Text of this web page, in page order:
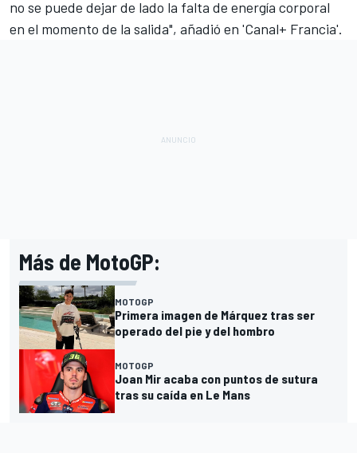
no se puede dejar de lado la falta de energía corporal
en el momento de la salida", añadió en 'Canal+ Francia'.
Más de MotoGP:
MOTOGP
Primera imagen de Márquez tras ser
operado del pie y del hombro
MOTOGP
Joan Mir acaba con puntos de sutura
tras su caída en Le Mans